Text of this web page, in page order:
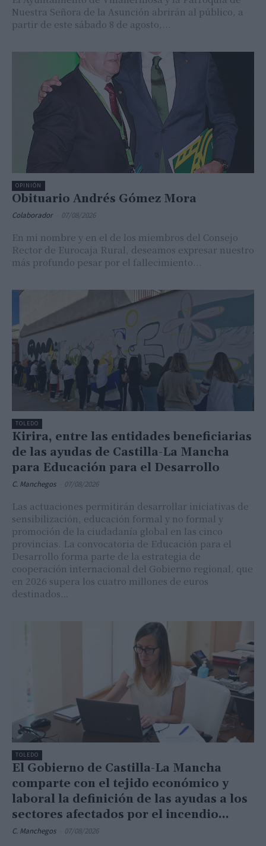
Nuestra Señora de la Asunción abrirán al público, a
partir de este sábado 8 de agosto,...
OPINIÓN
Obituario Andrés Gómez Mora
Colaborador 07/08/2026
En mi nombre y en el de los miembros del Consejo
Rector de Eurocaja Rural, deseamos expresar nuestro
más profundo pesar por el fallecimiento...
TOLEDO
Kirira, entre las entidades beneficiarias
de las ayudas de Castilla-La Mancha
para Educación para el Desarrollo
C. Manchegos 07/08/2026
Las actuaciones permitirán desarrollar iniciativas de
sensibilización, educación formal y no formal y
promoción de la ciudadanía global en las cinco
provincias. La convocatoria de Educación para el
Desarrollo forma parte de la estrategia de
cooperación internacional del Gobierno regional, que
en 2026 supera los cuatro millones de euros
destinados…
TOLEDO
El Gobierno de Castilla-La Mancha
comparte con el tejido económico y
laboral la definición de las ayudas a los
sectores afectados por el incendio...
C. Manchegos 07/08/2026